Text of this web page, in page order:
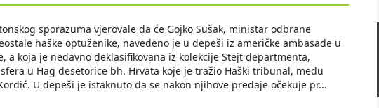
sporazuma vjerovale da će Gojko Sušak, ministar odbrane
haške optuženike, navedeno je u depeši iz američke ambasade u
a koja je nedavno deklasifikovana iz kolekcije Stejt departmenta,
u Hag desetorice bh. Hrvata koje je tražio Haški tribunal, među
U depeši je istaknuto da se nakon njihove predaje očekuje pr...